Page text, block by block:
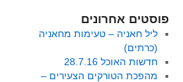
פוסטים אחרונים
ליל חאניה – טעימות מחאניה
(כרתים)
חדשות האוכל 28.7.16
מהפכת הטורקים הצעירים –